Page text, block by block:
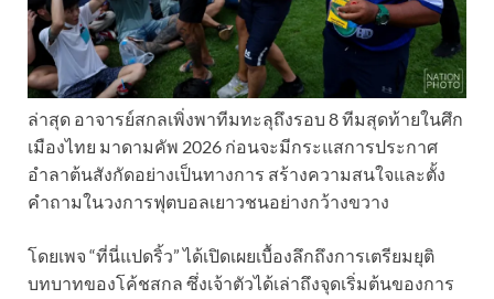
ล่าสุด อาจารย์สกลเพิ่งพาทีมทะลุถึงรอบ 8 ทีมสุดท้ายในศึก
เมืองไทย มาดามคัพ 2026 ก่อนจะมีกระแสการประกาศ
อำลาต้นสังกัดอย่างเป็นทางการ สร้างความสนใจและตั้ง
คำถามในวงการฟุตบอลเยาวชนอย่างกว้างขวาง
โดยเพจ “ที่นี่แปดริ้ว” ได้เปิดเผยเบื้องลึกถึงการเตรียมยุติ
บทบาทของโค้ชสกล ซึ่งเจ้าตัวได้เล่าถึงจุดเริ่มต้นของการ